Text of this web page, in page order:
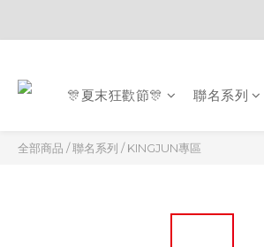
🎊夏末狂歡節🎊 聯名系列
全部商品 /聯名系列 /KINGJUN專區